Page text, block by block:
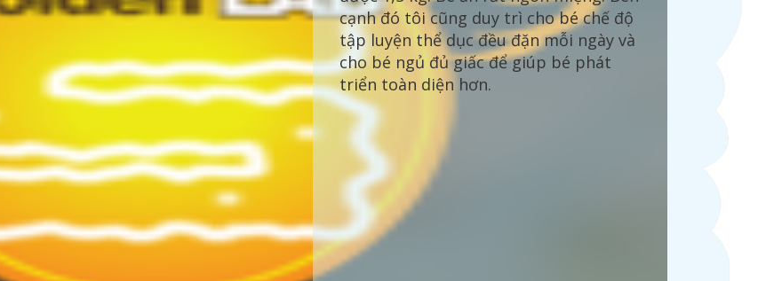
cạnh đó tôi cũng duy trì cho bé chế độ
tập luyện thể dục đều đặn mỗi ngày và
cho bé ngủ đủ giấc để giúp bé phát
triển toàn diện hơn.